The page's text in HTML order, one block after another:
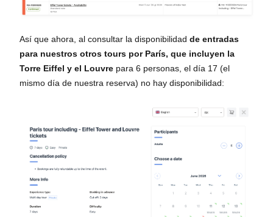
Así que ahora, al consultar la disponibilidad de entradas
para nuestros otros tours por París, que incluyen la
Torre Eiffel y el Louvre para 6 personas, el día 17 (el
mismo día de nuestra reserva) no hay disponibilidad: